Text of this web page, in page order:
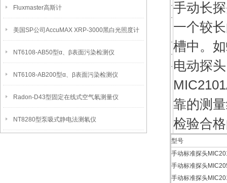
Fluxmaster高斯计
美国SP公司AccuMAX XRP-3000黑白光照度计
NT6108-AB50型α、β表面污染检测仪
NT6108-AB200型α、β表面污染检测仪
Radon-D43型固定在线式空气氡测量仪
NT8280型泵吸式静电法测氡仪
·
·
·
·
·
手动长
一个较
槽中。
电动探
靠的测
检验合
型号
手动标准探头
手动标准探头
手动标准探头